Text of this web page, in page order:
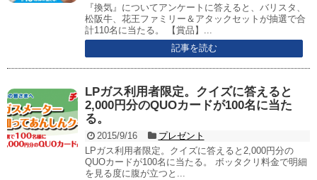
『換気』についてアンケートに答えると、バリスタ、
松阪牛、花王ファミリー＆アタックセットが抽選で合
計110名に当たる。 【賞品】...
記事を読む
LPガス利用者限定。クイズに答えると
2,000円分のQUOカードが100名に当た
る。
2015/9/16
プレゼント
LPガス利用者限定。クイズに答えると2,000円分の
QUOカードが100名に当たる。 ボッタクリ料金で明細
を見る度に腹が立つと...